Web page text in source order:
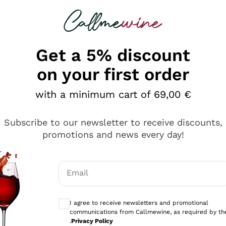
looking for
è male ma secondo me ci sono alternative che
Get a 5% discount
on your first order
with a minimum cart of 69,00 €
Subscribe to our newsletter to receive discounts,
promotions and news every day!
Email
I agree to receive newsletters and promotional
communications from Callmewine, as required by
.Privacy Policy